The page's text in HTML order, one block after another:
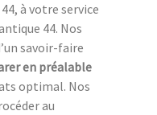
à votre service
44. Nos
savoir-faire
en préalable
optimal. Nos
au